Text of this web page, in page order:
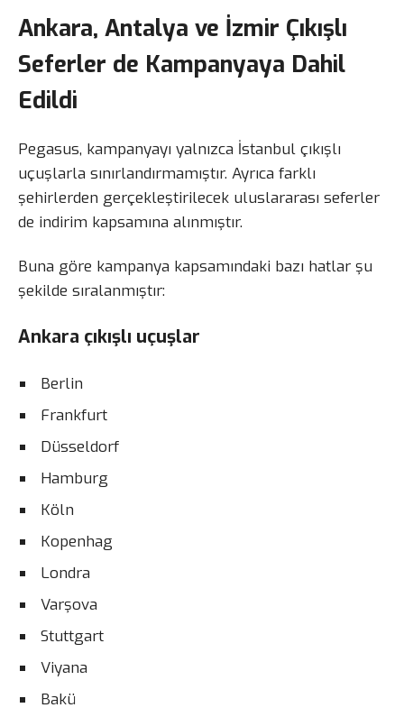
Ankara, Antalya ve İzmir Çıkışlı
Seferler de Kampanyaya Dahil
Edildi
Pegasus, kampanyayı yalnızca İstanbul çıkışlı
uçuşlarla sınırlandırmamıştır. Ayrıca farklı
şehirlerden gerçekleştirilecek uluslararası seferler
de indirim kapsamına alınmıştır.
Buna göre kampanya kapsamındaki bazı hatlar şu
şekilde sıralanmıştır:
Ankara çıkışlı uçuşlar
Berlin
Frankfurt
Düsseldorf
Hamburg
Köln
Kopenhag
Londra
Varşova
Stuttgart
Viyana
Bakü